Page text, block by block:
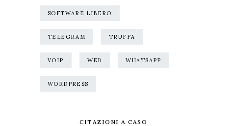
SOFTWARE LIBERO
TELEGRAM TRUFFA
VOIP WEB WHATSAPP
WORDPRESS
CITAZIONI A CASO